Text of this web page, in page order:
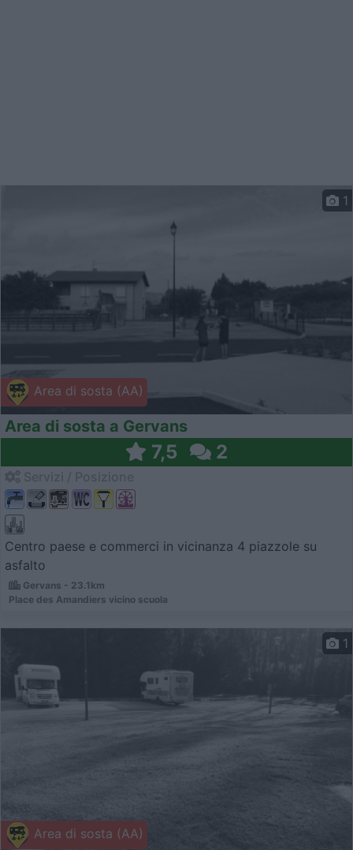
Area di sosta (AA)
1
Area di sosta a Gervans
7,5 2
Centro paese e commerci in vicinanza 4 piazzole su
asfalto
Gervans - 23.1km
Place des Amandiers vicino scuola
Area di sosta (AA)
1